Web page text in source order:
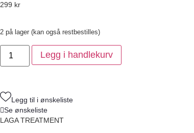
299 kr
2 på lager (kan også restbestilles)
Legg i handlekurv
Legg til i ønskeliste
Se ønskeliste
LAGA TREATMENT